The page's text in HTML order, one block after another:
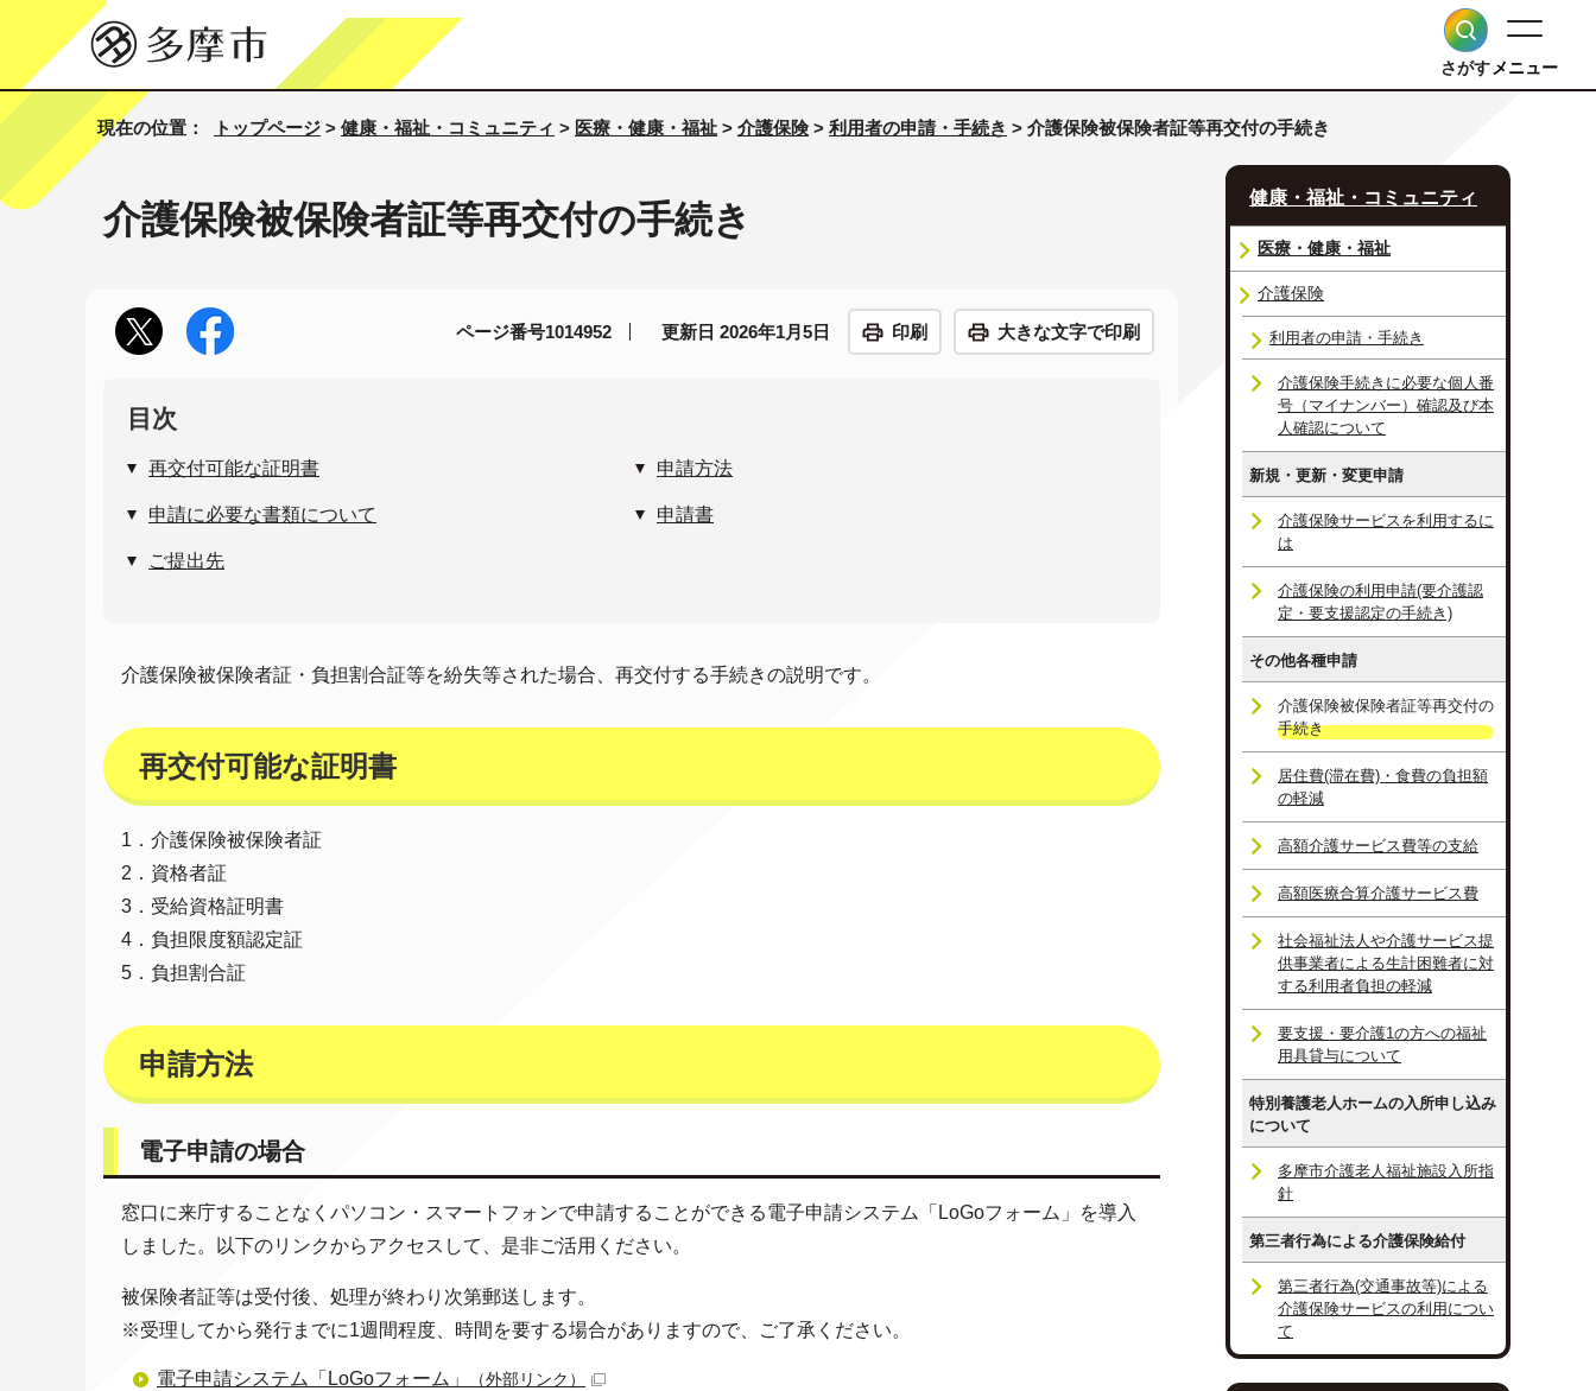
さがすメニュー
現在の位置： トップページ > 健康・福祉・コミュニティ > 医療・健康・福祉 > 介護保険> 利用者の申請・手続き > 介護保険被保険者証等再交付の手続き
介護保険被保険者証等再交付の手続き
ページ番号1014952 更新日 2026年1月5日 印刷 大きな文字で印刷
目次
再交付可能な証明書 申請方法
申請に必要な書類について 申請書
ご提出先
介護保険被保険者証・負担割合証等を紛失等された場合、再交付する手続きの説明です。
再交付可能な証明書
1．介護保険被保険者証
2．資格者証
3．受給資格証明書
4．負担限度額認定証
5．負担割合証
申請方法
電子申請の場合
窓口に来庁することなくパソコン・スマートフォンで申請することができる電子申請システム「LoGoフォーム」を導入
しました。以下のリンクからアクセスして、是非ご活用ください。
被保険者証等は受付後、処理が終わり次第郵送します。
※受理してから発行までに1週間程度、時間を要する場合がありますので、ご了承ください。
電子申請システム「LoGoフォーム」 （外部リンク）
健康・福祉・コミュニティ
医療・健康・福祉
介護保険
利用者の申請・手続き
介護保険手続きに必要な個人番
号（マイナンバー）確認及び本
人確認について
新規・更新・変更申請
介護保険サービスを利用するに
は
介護保険の利用申請(要介護認
定・要支援認定の手続き)
その他各種申請
介護保険被保険者証等再交付の
手続き
居住費(滞在費)・食費の負担額
の軽減
高額介護サービス費等の支給
高額医療合算介護サービス費
社会福祉法人や介護サービス提
供事業者による生計困難者に対
する利用者負担の軽減
要支援・要介護1の方への福祉
用具貸与について
特別養護老人ホームの入所申し込み
について
多摩市介護老人福祉施設入所指
針
第三者行為による介護保険給付
第三者行為(交通事故等)による
介護保険サービスの利用につい
て